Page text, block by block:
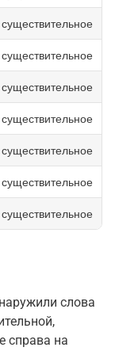
существительное
существительное
существительное
существительное
существительное
существительное
существительное
слова
справа на